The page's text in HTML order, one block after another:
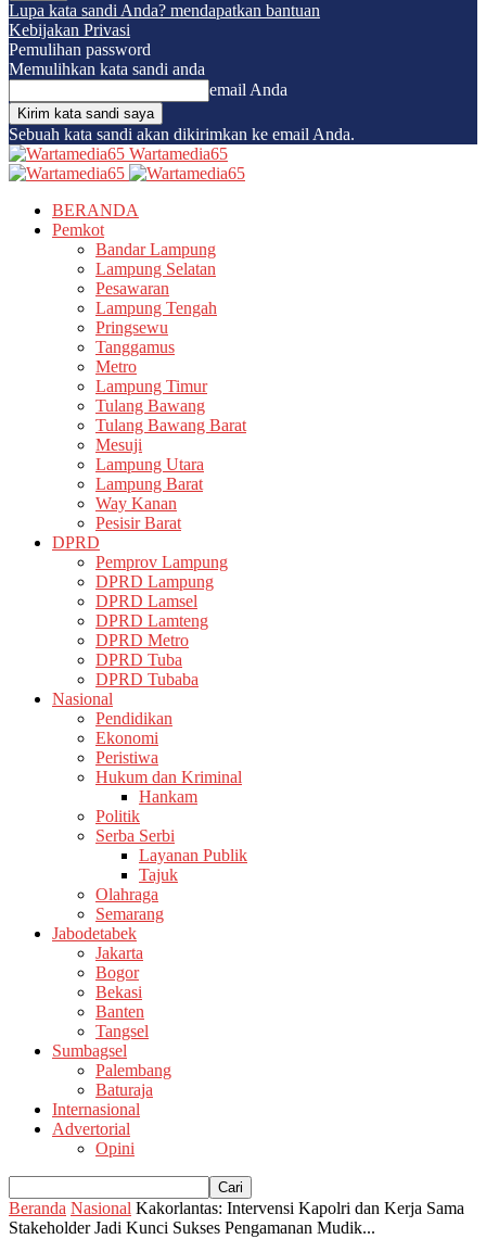
Lupa kata sandi Anda? mendapatkan bantuan
Kebijakan Privasi
Pemulihan password
Memulihkan kata sandi anda
email Anda
Sebuah kata sandi akan dikirimkan ke email Anda.
Wartamedia65
BERANDA
Pemkot
Bandar Lampung
Lampung Selatan
Pesawaran
Lampung Tengah
Pringsewu
Tanggamus
Metro
Lampung Timur
Tulang Bawang
Tulang Bawang Barat
Mesuji
Lampung Utara
Lampung Barat
Way Kanan
Pesisir Barat
DPRD
Pemprov Lampung
DPRD Lampung
DPRD Lamsel
DPRD Lamteng
DPRD Metro
DPRD Tuba
DPRD Tubaba
Nasional
Pendidikan
Ekonomi
Peristiwa
Hukum dan Kriminal
Hankam
Politik
Serba Serbi
Layanan Publik
Tajuk
Olahraga
Semarang
Jabodetabek
Jakarta
Bogor
Bekasi
Banten
Tangsel
Sumbagsel
Palembang
Baturaja
Internasional
Advertorial
Opini
Beranda Nasional Kakorlantas: Intervensi Kapolri dan Kerja Sama
Stakeholder Jadi Kunci Sukses Pengamanan Mudik...